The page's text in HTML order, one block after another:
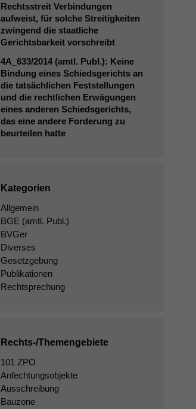
Rechtsstreit Verbindungen
aufweist, für solche Streitigkeiten
zwingend die staatliche
Gerichtsbarkeit vorschreibt
4A_633/2014 (amtl. Publ.): Keine
Bindung eines Schiedsgerichts an
die tatsächlichen Feststellungen
und die rechtlichen Erwägungen
eines anderen Schiedsgerichts,
das eine andere Forderung zu
beurteilen hatte
Kategorien
Allgemein
BGE (amtl. Publ.)
BVGer
Diverses
Gesetzgebung
Publikationen
Rechtsprechung
Rechts-/Themengebiete
101 ZPO
Anfechtungsobjekte
Ausschreibung
Bauzone